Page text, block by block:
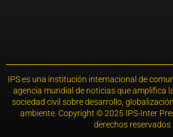
IPS es una institución internacional de
agencia mundial de noticias que amplifica
sociedad civil sobre desarrollo,
ambiente. Copyright © 2025 IPS-Inter
derechos reservados.